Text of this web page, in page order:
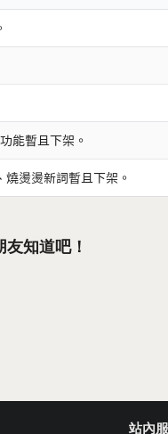
能暫且下架。
燙燙新詞暫且下架。
知道吧！
站內